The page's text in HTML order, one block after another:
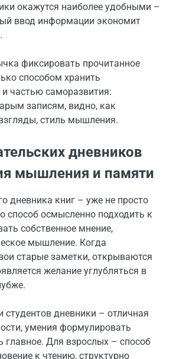
окажутся наиболее удобными –
ввод информации экономит
фиксировать прочитанное
способом хранить
частью саморазвития:
записям, видно, как
стиль мышления.
дневников
мышления и памяти
дневника книг – уже не просто
способ осмысленно подходить к
собственное мнение,
мышление. Когда
старые заметки, открываются
желание углубляться в
дневники – отличная
умения формулировать
Для взрослых – способ
к чтению, структурно